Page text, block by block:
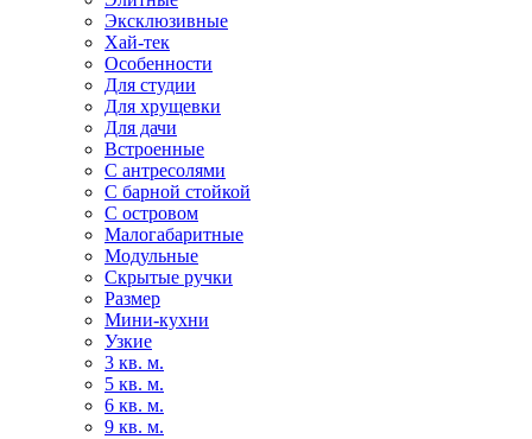
Эксклюзивные
Хай-тек
Особенности
Для студии
Для хрущевки
Для дачи
Встроенные
С антресолями
С барной стойкой
С островом
Малогабаритные
Модульные
Скрытые ручки
Размер
Мини-кухни
Узкие
3 кв. м.
5 кв. м.
6 кв. м.
9 кв. м.